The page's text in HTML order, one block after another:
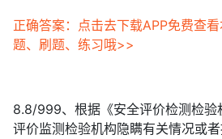
正确答案：点击去下载APP免费查
题、刷题、练习哦>>
8.8/999、根据《安全评价检测检验
评价监测检验机构隐瞒有关情况或